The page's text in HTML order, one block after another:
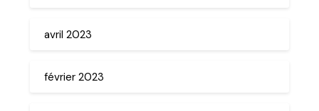
avril 2023
février 2023